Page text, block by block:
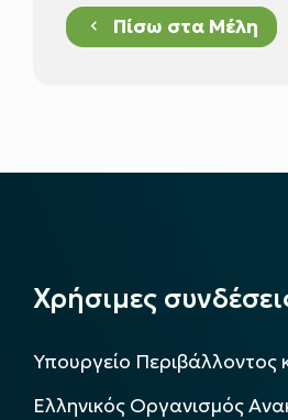
keyboard_arrow_left Πίσω στα Μέλη
Χρήσιμες
Υπουργείο Περιβάλλοντος
Ελληνικός Οργανισμός